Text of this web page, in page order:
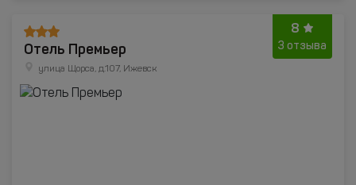
8
3 отзыва
Отель Премьер
улица Щорса, д.107, Ижевск